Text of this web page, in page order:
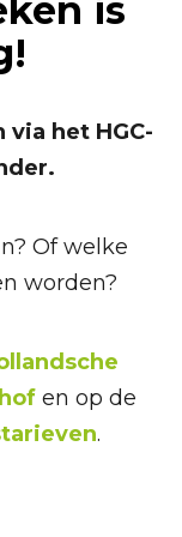
is
het HGC-
Of welke
worden?
en op de
.